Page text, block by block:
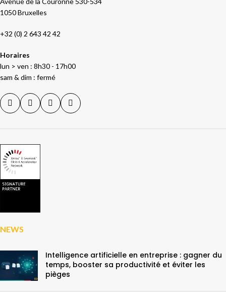
1050 Bruxelles
+32 (0) 2 643 42 42
Horaires
lun > ven : 8h30 - 17h00
sam & dim : fermé
NEWS
Intelligence artificielle en entreprise : gagner du
temps, booster sa productivité et éviter les
pièges